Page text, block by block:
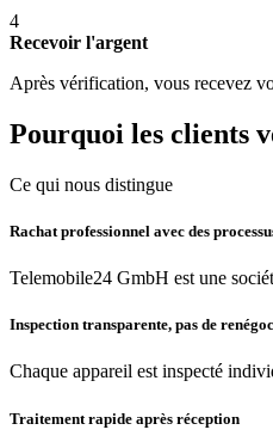
4
Recevoir l'argent
Après vérification, vous recevez
Pourquoi les clients
Ce qui nous distingue
Rachat professionnel avec des
Telemobile24 GmbH est une
Inspection transparente, pas de
Chaque appareil est inspecté
Traitement rapide après réception